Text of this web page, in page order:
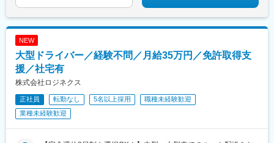
擶駅、置賜駅、山ノ目駅、花巻空港駅(東北本線)、岩手飯岡駅、地
ノ森駅、村崎野駅、横手駅、上飯島駅、扇田駅、羽後四ツ屋駅、
大曲駅(秋田県)、能代駅、西目駅、金谷沢駅、田んぼアート駅、七
(愛知県)、江端駅、南公園駅、大間駅、市民広場駅
中条駅、宮内駅(新潟県)、魚沼丘陵駅、茨目駅、伊那北駅、広丘
駅、岩村田駅、村山駅(長野県)、信濃常盤駅、田中駅、切石駅、常
永駅、春日居町駅、東桂駅、動橋駅、三ツ屋駅、笠師保駅、松任
良宜駅、ＪＲ総持寺駅、豊川駅(大阪府)、羽倉崎駅、松ノ浜駅、藤
井寺駅、喜志駅、長尾駅(大阪府)、箕面萱野駅、光明池駅、武庫川
NEW
大型ドライバー／経験不問／月給35万円／免許取得支
援／社宅有
株式会社ロジネクス
正社員 転勤なし 5名以上採用
職種未経験歓迎
業種未経験歓迎